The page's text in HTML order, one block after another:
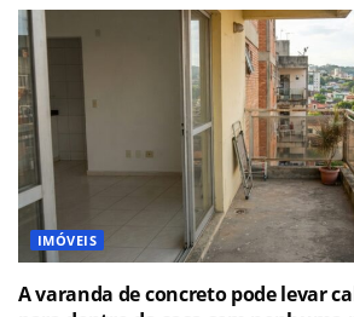
IMÓVEIS
A varanda de concreto pode levar